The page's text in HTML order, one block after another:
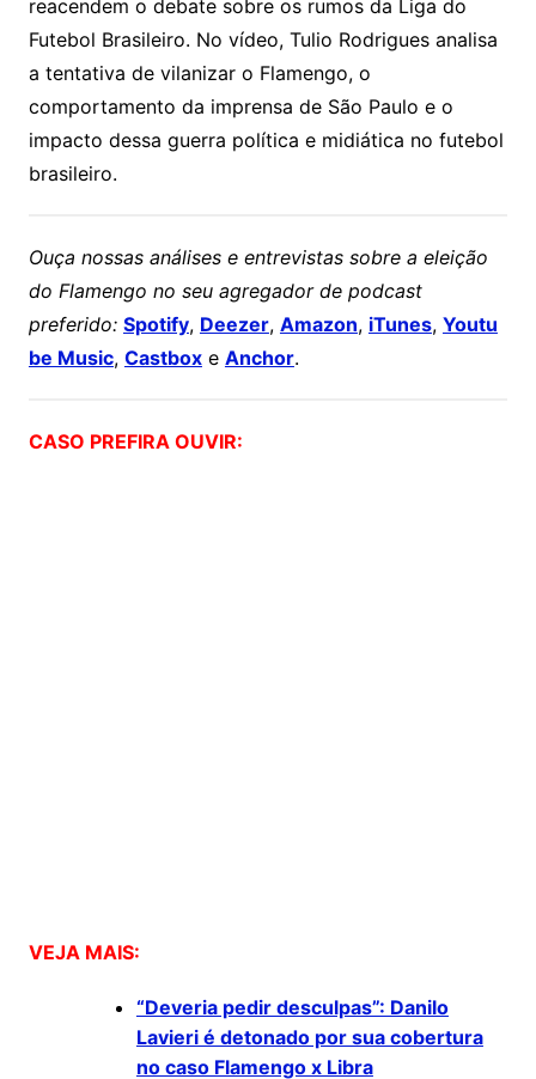
reacendem o debate sobre os rumos da Liga do
Futebol Brasileiro. No vídeo, Tulio Rodrigues analisa
a tentativa de vilanizar o Flamengo, o
comportamento da imprensa de São Paulo e o
impacto dessa guerra política e midiática no futebol
brasileiro.
Ouça nossas análises e entrevistas sobre a eleição
do Flamengo no seu agregador de podcast
preferido: Spotify, Deezer, Amazon, iTunes, Youtu
be Music, Castboxe Anchor.
CASO PREFIRA OUVIR:
VEJA MAIS:
“Deveria pedir desculpas”: Danilo
Lavieri é detonado por sua cobertura
no caso Flamengo x Libra